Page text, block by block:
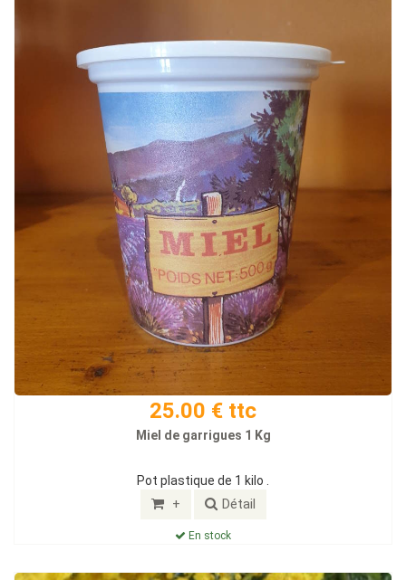
25.00 € ttc
Miel de garrigues 1 Kg
Pot plastique de 1 kilo .
+ Détail
En stock